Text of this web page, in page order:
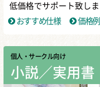
低価格でサポート致しま
おすすめ仕様
価格例
個人・サークル向け
小説／実用書